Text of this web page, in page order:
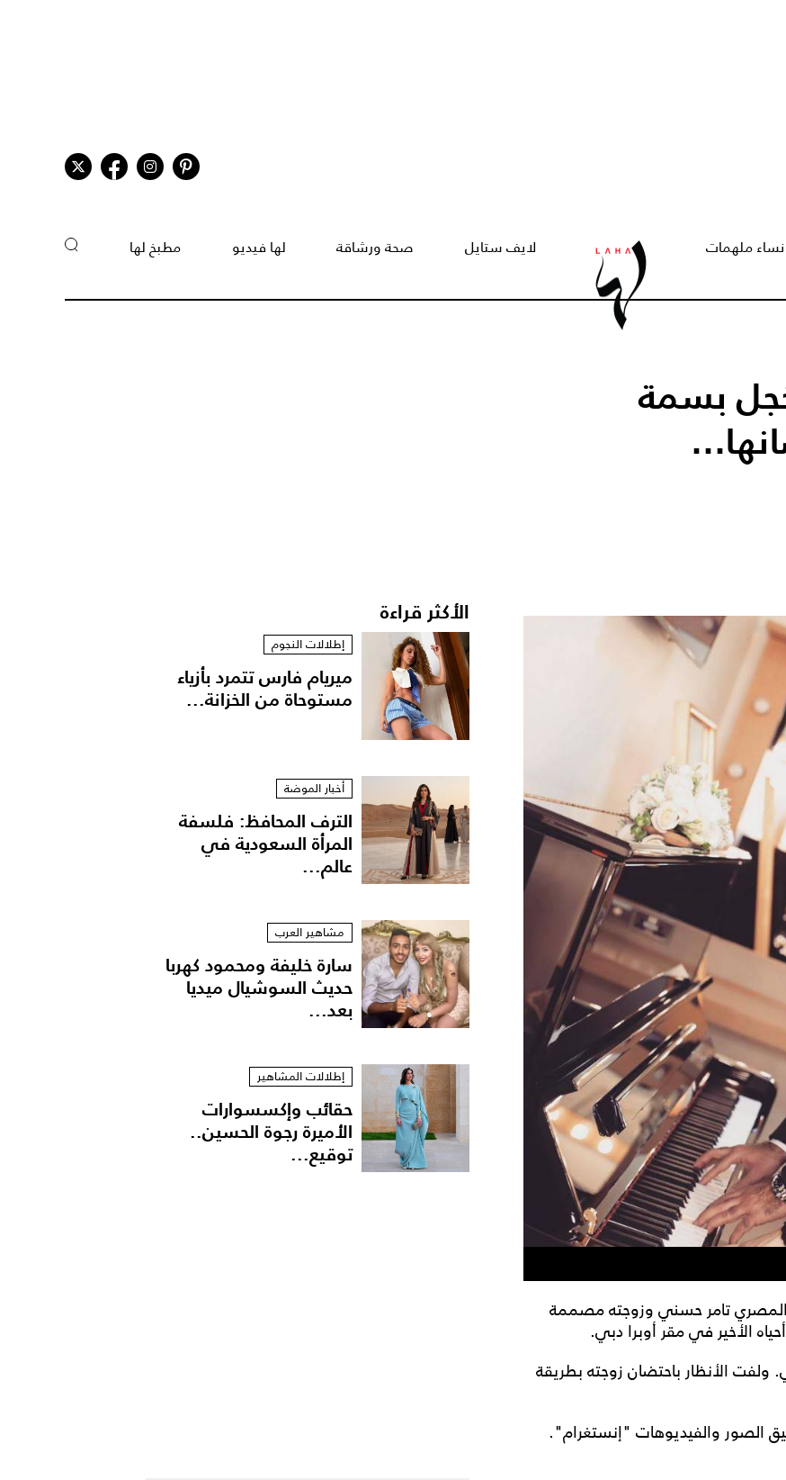
نساء ملهمات لايف ستايل صحة ورشاقة لها فيديو مطبخ لها
بسمة
المصري تامر حسني وزوجته مصممة
الأخير في مقر أوبرا دبي.
ولفت الأنظار باحتضان زوجته بطريقة
الصور والفيديوهات "إنستغرام".
الأكثر قراءة
إطلالات النجوم
ميريام فارس تتمرد بأزياء
مستوحاة من الخزانة...
أخبار الموضة
الترف المحافظ: فلسفة
المرأة السعودية في
عالم...
مشاهير العرب
سارة خليفة ومحمود كهربا
حديث السوشيال ميديا
بعد...
إطلالات المشاهير
حقائب وإكسسوارات
الأميرة رجوة الحسين..
توقيع...